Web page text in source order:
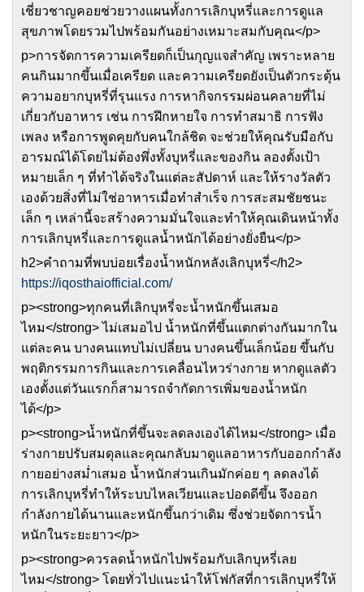
เชี่ยวชาญคอยช่วยวางแผนทั้งการเลิกบุหรี่และการดูแล
สุขภาพโดยรวมไปพร้อมกันอย่างเหมาะสมกับคุณ</p>
p>การจัดการความเครียดก็เป็นกุญแจสำคัญ เพราะหลาย
คนกินมากขึ้นเมื่อเครียด และความเครียดยังเป็นตัวกระตุ้น
ความอยากบุหรี่ที่รุนแรง การหากิจกรรมผ่อนคลายที่ไม่
เกี่ยวกับอาหาร เช่น การฝึกหายใจ การทำสมาธิ การฟัง
เพลง หรือการพูดคุยกับคนใกล้ชิด จะช่วยให้คุณรับมือกับ
อารมณ์ได้โดยไม่ต้องพึ่งทั้งบุหรี่และของกิน ลองตั้งเป้า
หมายเล็ก ๆ ที่ทำได้จริงในแต่ละสัปดาห์ และให้รางวัลตัว
เองด้วยสิ่งที่ไม่ใช่อาหารเมื่อทำสำเร็จ การสะสมชัยชนะ
เล็ก ๆ เหล่านี้จะสร้างความมั่นใจและทำให้คุณเดินหน้าทั้ง
การเลิกบุหรี่และการดูแลน้ำหนักได้อย่างยั่งยืน</p>
h2>คำถามที่พบบ่อยเรื่องน้ำหนักหลังเลิกบุหรี่</h2>
https://iqosthaiofficial.com/
p><strong>ทุกคนที่เลิกบุหรี่จะน้ำหนักขึ้นเสมอ
ไหม</strong> ไม่เสมอไป น้ำหนักที่ขึ้นแตกต่างกันมากใน
แต่ละคน บางคนแทบไม่เปลี่ยน บางคนขึ้นเล็กน้อย ขึ้นกับ
พฤติกรรมการกินและการเคลื่อนไหวร่างกาย หากดูแลตัว
เองตั้งแต่วันแรกก็สามารถจำกัดการเพิ่มของน้ำหนัก
ได้</p>
p><strong>น้ำหนักที่ขึ้นจะลดลงเองได้ไหม</strong> เมื่อ
ร่างกายปรับสมดุลและคุณกลับมาดูแลอาหารกับออกกำลัง
กายอย่างสม่ำเสมอ น้ำหนักส่วนเกินมักค่อย ๆ ลดลงได้
การเลิกบุหรี่ทำให้ระบบไหลเวียนและปอดดีขึ้น จึงออก
กำลังกายได้นานและหนักขึ้นกว่าเดิม ซึ่งช่วยจัดการน้ำ
หนักในระยะยาว</p>
p><strong>ควรลดน้ำหนักไปพร้อมกับเลิกบุหรี่เลย
ไหม</strong> โดยทั่วไปแนะนำให้โฟกัสที่การเลิกบุหรี่ให้